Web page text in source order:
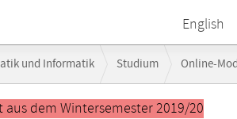
English
und Informatik Studium Online-
Theoretische Informatik
aus dem Wintersemester 2019/20